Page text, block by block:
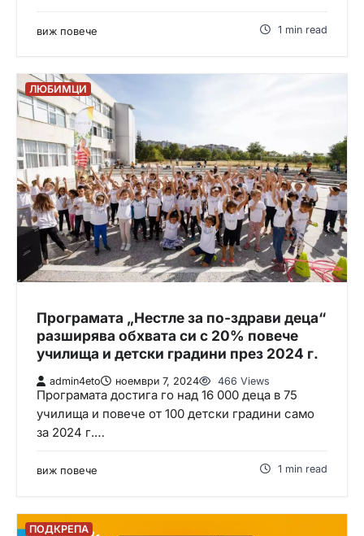
виж повече 1 min read
ЛЮБИМЦИ
Програмата „Нестле за по-здрави деца“
разширява обхвата си с 20% повече
училища и детски градини през 2024 г.
admin4eto ноември 7, 2024 466 Views
Програмата достига го над 16 000 деца в 75
училища и повече от 100 детски градини само
за 2024 г.…
виж повече 1 min read
ПОДКРЕПА